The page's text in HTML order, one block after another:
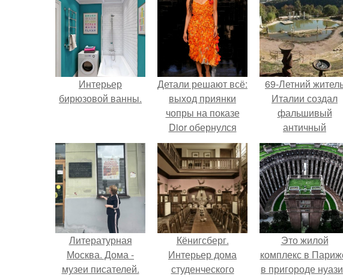
Интерьер
бирюзовой ванны.
Детали решают всё:
выход приянки
чопры на показе
Dior обернулся
шквалом критики
из-за небрежного
пошива.
69-Летний
Италии создал
фальшивый
античный
амфитеатр и
долгое время
успешно
его за настоящее
историческое
наследие.
Литературная
Москва. Дома -
музеи писателей.
Кёнигсберг.
Интерьер дома
студенческого
Это жилой
комплекс в
в пригороде